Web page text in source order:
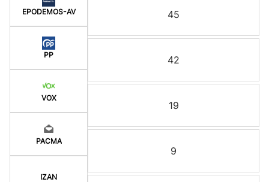
EPODEMOS-AV
PP
VOX
PACMA
IZAN
45
42
19
9